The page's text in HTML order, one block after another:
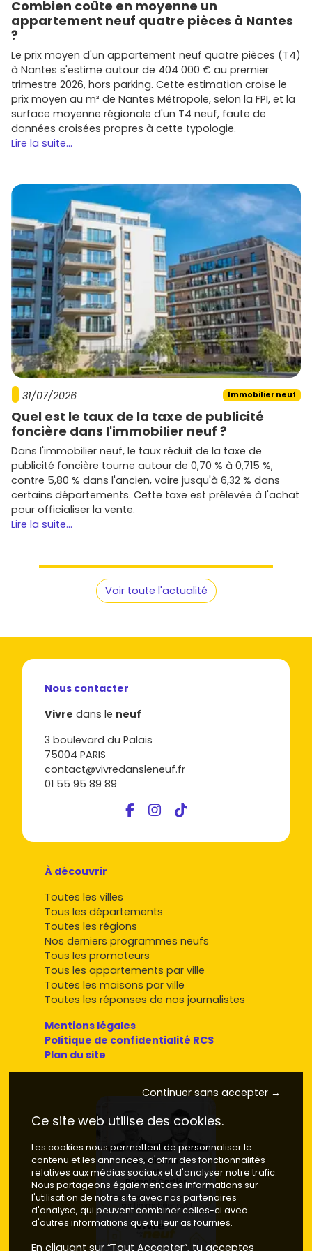
opérations à La Chapelle-sur-Erdre et alentours.
Avant de réserver, compare lesplans, la qualité des
matériaux
prestations (local vélo, espaces verts, stationnements).
Tu peux repérer ces infos et confronter les programmes
directement surVivre dans le neuf.
Conseils pratiques pour optimiser ton
projet
Définis ton objectif: résidence principale,
investissement locatif ou projet mixte. Ça
conditionne la typologie (T2/T3/T4), l'emplacement
et la fiscalité.
Financement: pense auPTZpour primo-accédant
(selon conditions), compare lestauxet fais jouer la
concurrence des banques. Dans le neuf, tu profites
defrais de notaire réduits.
Investissement: regarde l'éligibilité audispositif
Pinel ou Pinel+selon la zone et les critères en vigueur,
et calcule tarentabilité nette(charges, taxe
foncière, vacance).
Timing: enVEFA, compte un délai de12 à 24 moisen
moyenne. Anticipe ton emménagement ou ta mise
en location.
Revente et valeur future: vise desquartiers
amélioration (commerces, mobilités, écoles).
L'emplacement reste le critère n°1.
Prêt à passer à l'action ? Parcours lesannonces
d'immobilier neuf à La Chapelle-sur-Erdresur Vivre
dans le neuf pour comparer lesprix, lesquartiers , les
promoteurset dénicher le programme qui te
correspond. Et si tu hésites entre deux secteurs, choisis
Combien coûte en moyenne un
appartement neuf quatre pièces à Nantes
?
Le prix moyen d'un appartement neuf quatre pièces (T4)
à Nantes s'estime autour de 404 000 € au premier
trimestre 2026, hors parking. Cette estimation croise le
prix moyen au m² de Nantes Métropole, selon la FPI, et la
surface moyenne régionale d'un T4 neuf, faute de
données croisées propres à cette typologie.
Lire la suite...
31/07/2026 Immobilier neuf
Quel est le taux de la taxe de publicité
foncière dans l'immobilier neuf ?
Dans l'immobilier neuf, le taux réduit de la taxe de
publicité foncière tourne autour de 0,70 % à 0,715 %,
contre 5,80 % dans l'ancien, voire jusqu'à 6,32 % dans
certains départements. Cette taxe est prélevée à l'achat
pour officialiser la vente.
Lire la suite...
Voir toute l'actualité
Nous contacter
Vivre dans le neuf
3 boulevard du Palais
75004 PARIS
contact@vivredansleneuf.fr
01 55 95 89 89
À découvrir
Toutes les villes
Tous les départements
Toutes les régions
Nos derniers programmes neufs
Tous les promoteurs
Tous les appartements par ville
Toutes les maisons par ville
Toutes les réponses de nos journalistes
Mentions légales
Politique de confidentialité RCS
Plan du site
Continuer sans accepter →
Ce site web utilise des cookies.
Les cookies nous permettent de personnaliser le
contenu et les annonces, d'offrir des fonctionnalités
relatives aux médias sociaux et d'analyser notre trafic.
Nous partageons également des informations sur
l'utilisation de notre site avec nos partenaires
d'analyse, qui peuvent combiner celles-ci avec
d'autres informations que tu leur as fournies.
En cliquant sur “Tout Accepter”, tu acceptes